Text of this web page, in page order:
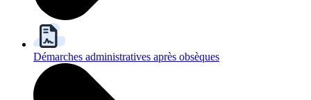
Démarches administratives après obsèques